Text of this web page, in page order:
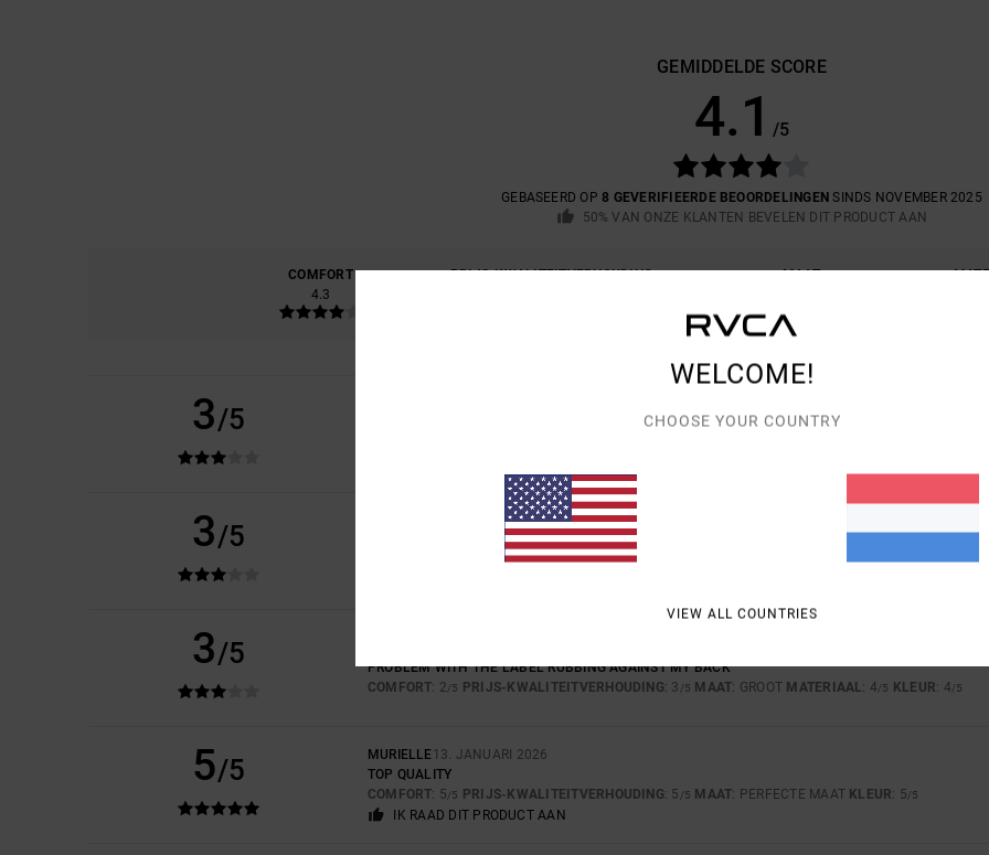
GEMIDDELDE SCORE
4.1 /5
GEBASEERD OP8 GEVERIFIEERDE BEOORDELINGEN SINDS NOVEMBER 2025
50% VAN ONZE KLANTEN BEVELEN DIT PRODUCT AAN
COMFORT
4.3
PRIJS-KWALITEITVERHOUDING
MAAT
3/5
3/5 1. JUNI 2026
THE PRINT WAS TOO RIGID
3/5
PROBLEM WITH THE LABEL RUBBING AGAINST MY BACK
COMFORT: 2/5 PRIJS-KWALITEITVERHOUDING: 3 /5 MAAT: GROOT MATERIAAL: 4/5 KLEUR: 4/5
5/5 MURIELLE13. JANUARI 2026
TOP QUALITY
COMFORT: 5/5 PRIJS-KWALITEITVERHOUDING: 5 /5 MAAT: PERFECTE MAAT KLEUR: 5/5
IK RAAD DIT PRODUCT AAN
WELCOME!
CHOOSE YOUR COUNTRY
VIEW ALL COUNTRIES